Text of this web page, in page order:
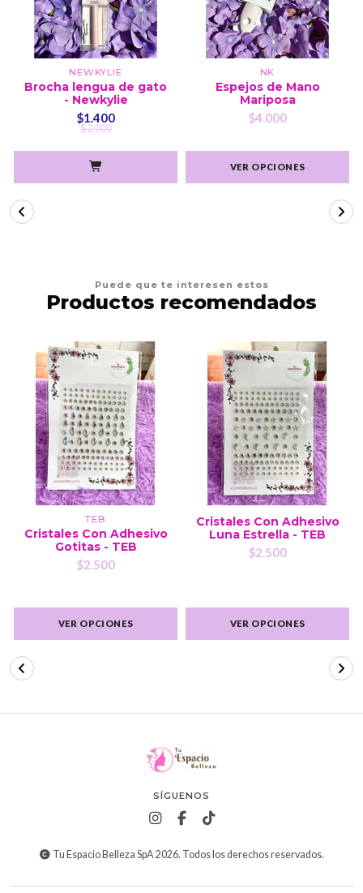
NEWKYLIE
Brocha lengua de gato
- Newkylie
$1.400
$2.000
NK
Espejos de Mano
Mariposa
$4.000
VER OPCIONES
Puede que te interesen estos
Productos recomendados
TEB
Cristales Con Adhesivo
Gotitas - TEB
$2.500
VER OPCIONES
Cristales Con Adhesivo
Luna Estrella - TEB
$2.500
VER OPCIONES
SÍGUENOS
Tu Espacio Belleza SpA 2026. Todos los derechos reservados.